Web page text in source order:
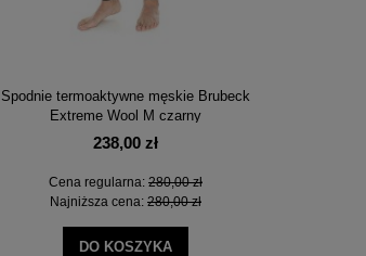
Spodnie termoaktywne męskie Brubeck
Extreme Wool M czarny
238,00 zł
Cena regularna: 280,00 zł
Najniższa cena: 280,00 zł
DO KOSZYKA